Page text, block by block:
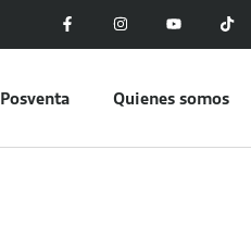
Posventa Quienes somos